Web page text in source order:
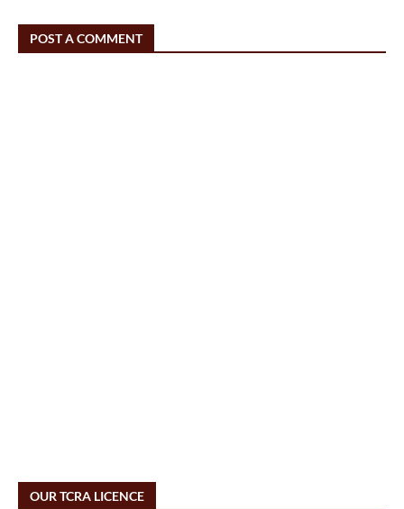
POST A COMMENT
OUR TCRA LICENCE